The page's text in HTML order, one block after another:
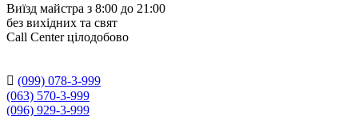
Виїзд майстра з 8:00 до 21:00
без вихідних та свят
Сall Сenter цілодобово
 (099) 078-3-999
(063) 570-3-999
(096) 929-3-999